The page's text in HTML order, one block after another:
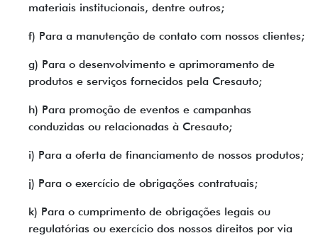
materiais institucionais, dentre outros;
f) Para a manutenção de contato com nossos clientes;
g) Para o desenvolvimento e aprimoramento de
produtos e serviços fornecidos pela Cresauto;
h) Para promoção de eventos e campanhas
conduzidas ou relacionadas à Cresauto;
i) Para a oferta de financiamento de nossos produtos;
j) Para o exercício de obrigações contratuais;
k) Para o cumprimento de obrigações legais ou
regulatórias ou exercício dos nossos direitos por via